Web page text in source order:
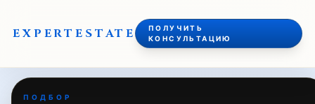
EXPERTESTATE
ПОЛУЧИТЬ
КОНСУЛЬТАЦИЮ
ПОДБОР